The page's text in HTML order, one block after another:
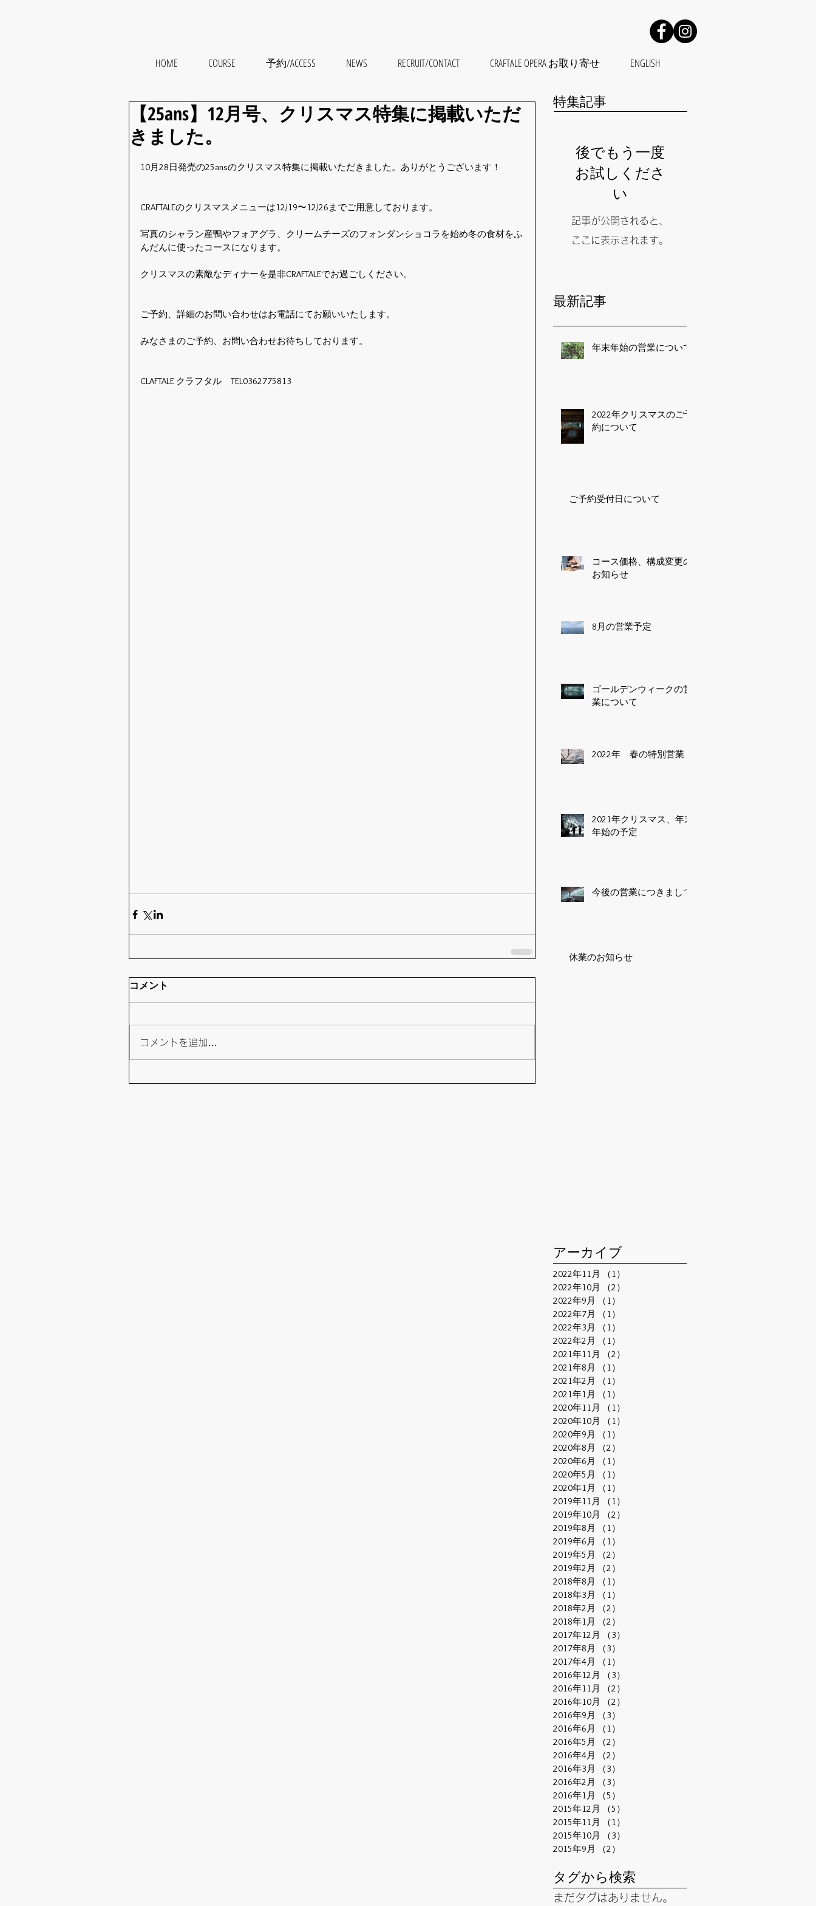
HOME COURSE 予約/ACCESS NEWS RECRUIT/CONTACT CRAFTALE OPERA お取り寄せ ENGLISH
【25ans】12月号、クリスマス特集に掲載いただ
きました。
10月28日発売の25ansのクリスマス特集に掲載いただきました。ありがとうございます！
CRAFTALEのクリスマスメニューは12/19〜12/26までご用意しております。
写真のシャラン産鴨やフォアグラ、クリームチーズのフォンダンショコラを始め冬の食材をふ
んだんに使ったコースになります。
クリスマスの素敵なディナーを是非CRAFTALEでお過ごしください。
ご予約、詳細のお問い合わせはお電話にてお願いいたします。
みなさまのご予約、お問い合わせお待ちしております。
CLAFTALE クラフタル　TEL0362775813
コメント
コメントを追加…
特集記事
後でもう一度
お試しくださ
い
記事が公開されると、
ここに表示されます。
最新記事
年末年始の営業について
2022年クリスマスのご予
約について
ご予約受付日について
コース価格、構成変更の
お知らせ
8月の営業予定
ゴールデンウィークの営
業について
2022年 春の特別営業
2021年クリスマス、年末
年始の予定
今後の営業につきまして
休業のお知らせ
アーカイブ
2022年11月 （1）
2022年10月
（2）
2022年9月
（1）
2022年7月
（1）
2022年3月
（1）
2022年2月
（1）
2021年11月
（2）
2021年8月
（1）
2021年2月
（1）
2021年1月
（1）
2020年11月
（1）
2020年10月
（1）
2020年9月
（1）
2020年8月
（2）
2020年6月
（1）
2020年5月
（1）
2020年1月
（1）
2019年11月
（1）
2019年10月
（2）
2019年8月
（1）
2019年6月
（1）
2019年5月
（2）
2019年2月
（2）
2018年8月
（1）
2018年3月
（1）
2018年2月
（2）
2018年1月
（2）
2017年12月
（3）
2017年8月
（3）
2017年4月
（1）
2016年12月
（3）
2016年11月
（2）
2016年10月
（2）
2016年9月
（3）
2016年6月
（1）
2016年5月
（2）
2016年4月
（2）
2016年3月
（3）
2016年2月
（3）
2016年1月
（5）
2015年12月
（5）
2015年11月
（1）
2015年10月
（3）
2015年9月
（2）
タグから検索
まだタグはありません。